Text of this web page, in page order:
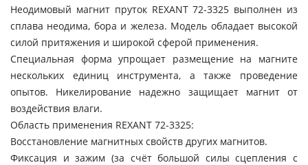
Неодимовый магнит пруток REXANT 72-3325 выполнен из
сплава неодима, бора и железа. Модель обладает высокой
силой притяжения и широкой сферой применения.
Специальная форма упрощает размещение на магните
нескольких единиц инструмента, а также проведение
опытов. Никелирование надежно защищает магнит от
воздействия влаги.
Область применения REXANT 72-3325:
Восстановление магнитных свойств других магнитов.
Фиксация и зажим (за счёт большой силы сцепления с